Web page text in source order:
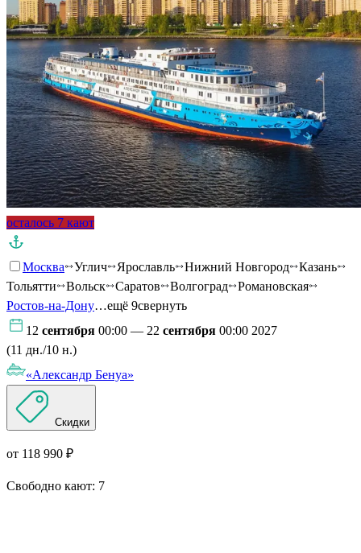
осталось 7 кают
Москва Углич Ярославль Нижний Новгород
Казань
Тольятти
Вольск Саратов Волгоград
Романовская
Ростов-на-Дону…ещё 9свернуть
12 сентября 00:00 — 22 сентября 00:00 2027
(11 дн./10 н.)
«Александр Бенуа»
Скидки
от 118 990 ₽
Свободно кают: 7